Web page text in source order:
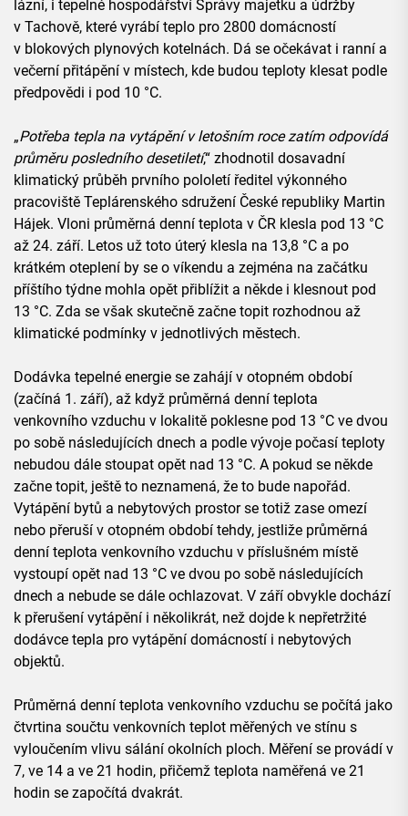
lázní, i tepelné hospodářství Správy majetku a údržby
v Tachově, které vyrábí teplo pro 2800 domácností
v blokových plynových kotelnách. Dá se očekávat i ranní a
večerní přitápění v místech, kde budou teploty klesat podle
předpovědi i pod 10 °C.
„Potřeba tepla na vytápění v letošním roce zatím odpovídá
průměru posledního desetiletí,“ zhodnotil dosavadní
klimatický průběh prvního pololetí ředitel výkonného
pracoviště Teplárenského sdružení České republiky Martin
Hájek. Vloni průměrná denní teplota v ČR klesla pod 13 °C
až 24. září. Letos už toto úterý klesla na 13,8 °C a po
krátkém oteplení by se o víkendu a zejména na začátku
příštího týdne mohla opět přiblížit a někde i klesnout pod
13 °C. Zda se však skutečně začne topit rozhodnou až
klimatické podmínky v jednotlivých městech.
Dodávka tepelné energie se zahájí v otopném období
(začíná 1. září), až když průměrná denní teplota
venkovního vzduchu v lokalitě poklesne pod 13 °C ve dvou
po sobě následujících dnech a podle vývoje počasí teploty
nebudou dále stoupat opět nad 13 °C. A pokud se někde
začne topit, ještě to neznamená, že to bude napořád.
Vytápění bytů a nebytových prostor se totiž zase omezí
nebo přeruší v otopném období tehdy, jestliže průměrná
denní teplota venkovního vzduchu v příslušném místě
vystoupí opět nad 13 °C ve dvou po sobě následujících
dnech a nebude se dále ochlazovat. V září obvykle dochází
k přerušení vytápění i několikrát, než dojde k nepřetržité
dodávce tepla pro vytápění domácností i nebytových
objektů.
Průměrná denní teplota venkovního vzduchu se počítá jako
čtvrtina součtu venkovních teplot měřených ve stínu s
vyloučením vlivu sálání okolních ploch. Měření se provádí v
7, ve 14 a ve 21 hodin, přičemž teplota naměřená ve 21
hodin se započítá dvakrát.